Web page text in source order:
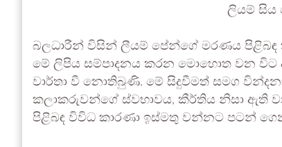
ලියම් සිය
බලධාරීන් විසින් ලීයම් පේන්ගේ මරණය පිළිබඳ
මේ ලිපිය සම්පාදනය කරන මොහොත වන විට
වාර්තා වී නොතිබුණි. මේ සිදුවීමත් සමග
කලාකරුවන්ගේ ස්වභාවය, කීර්තිය නිසා ඇති
පිළිබඳ විවිධ කාරණා ඉස්මතු වන්නට පටන්